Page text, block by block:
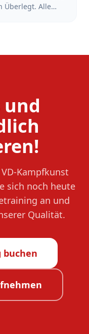
Überlegt. Alle
jetzt!
und
Kampfkunst
sich noch heute
an und
Qualität.
buchen